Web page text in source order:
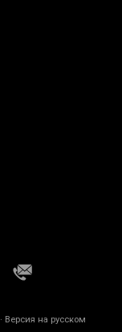
· Версия на русском